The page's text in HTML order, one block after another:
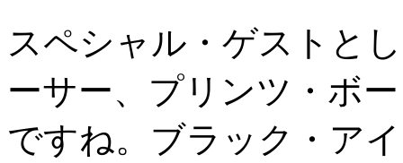
スペシャル・ゲストと
ーサー、プリンツ・ボ
ですね。ブラック・ア